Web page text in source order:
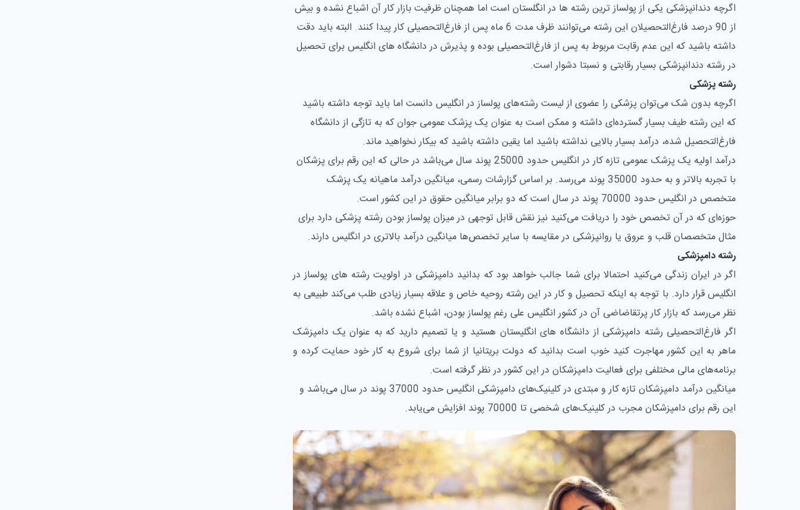
اگرچه دندانپزشکی یکی از پولساز ترین رشته ها در انگلستان است اما همچنان ظرفیت بازار کار آن اشباع نشده و بیش
از 90 درصد فارغ‌التحصیلان این رشته می‌توانند ظرف مدت 6 ماه پس از فارغ‌التحصیلی کار پیدا کنند. البته باید دقت
داشته باشید که این عدم رقابت مربوط به پس از فارغ‌التحصیلی بوده و پذیرش در دانشگاه های انگلیس برای تحصیل
در رشته دندانپزشکی بسیار رقابتی و نسبتا دشوار است.
رشته پزشکی
اگرچه بدون شک می‌توان پزشکی را عضوی از لیست رشته‌های پولساز در انگلیس دانست اما باید توجه داشته باشید
که این رشته طیف بسیار گسترده‌ای داشته و ممکن است به عنوان یک پزشک عمومی جوان که به تازگی از دانشگاه
فارغ‌التحصیل شده، درآمد بسیار بالایی نداشته باشید اما یقین داشته باشید که بیکار نخواهید ماند.
درآمد اولیه یک پزشک عمومی تازه کار در انگلیس حدود 25000 پوند سال می‌باشد در حالی که این رقم برای پزشکان
با تجربه بالاتر و به حدود 35000 پوند می‌رسد. بر اساس گزارشات رسمی، میانگین درآمد ماهیانه یک پزشک
متخصص در انگلیس حدود 70000 پوند در سال است که دو برابر میانگین حقوق در این کشور است.
حوزه‌ای که در آن تخصص خود را دریافت می‌کنید نیز نقش قابل توجهی در میزان پولساز بودن رشته پزشکی دارد برای
مثال متخصصان قلب و عروق یا روانپزشکی در مقایسه با سایر تخصص‌ها میانگین درآمد بالاتری در انگلیس دارند.
رشته دامپزشکی
اگر در ایران زندگی می‌کنید احتمالا برای شما جالب خواهد بود که بدانید دامپزشکی در اولویت رشته های پولساز در
انگلیس قرار دارد. با توجه به اینکه تحصیل و کار در این رشته روحیه خاص و علاقه بسیار زیادی طلب می‌کند طبیعی به
نظر می‌رسد که بازار کار پرتقاضاضی آن در کشور انگلیس علی رغم پولساز بودن، اشباع نشده باشد.
اگر فارغ‌التحصیلی رشته دامپزشکی از دانشگاه های انگلیستان هستید و یا تصمیم دارید که به عنوان یک دامپزشک
ماهر به این کشور مهاجرت کنید خوب است بدانید که دولت بریتانیا از شما برای شروع به کار خود حمایت کرده و
برنامه‌های مالی مختلفی برای فعالیت دامپزشکان در این کشور در نظر گرفته است.
میانگین درآمد دامپزشکان تازه کار و مبتدی در کلینیک‌های دامپزشکی انگلیس حدود 37000 پوند در سال می‌باشد و
این رقم برای دامپزشکان مجرب در کلینیک‌های شخصی تا 70000 پوند افزایش می‌یابد.